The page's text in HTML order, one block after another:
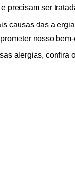
precisam ser
causas das
nosso bem-
alergias, confira